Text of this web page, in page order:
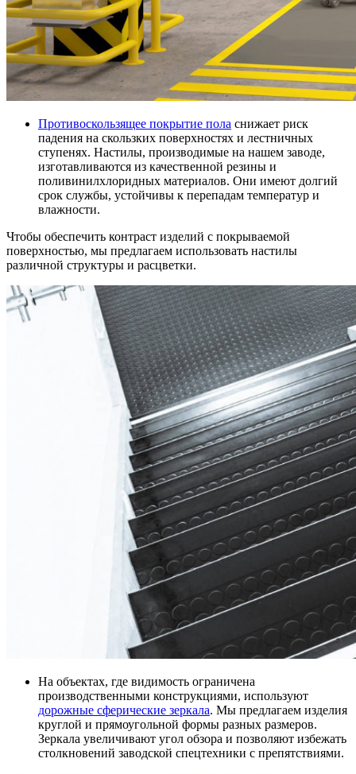
Противоскользящее покрытие пола снижает риск
падения на скользких поверхностях и лестничных
ступенях. Настилы, производимые на нашем заводе,
изготавливаются из качественной резины и
поливинилхлоридных материалов. Они имеют долгий
срок службы, устойчивы к перепадам температур и
влажности.
Чтобы обеспечить контраст изделий с покрываемой
поверхностью, мы предлагаем использовать настилы
различной структуры и расцветки.
На объектах, где видимость ограничена
производственными конструкциями, используют
дорожные сферические зеркала. Мы предлагаем изделия
круглой и прямоугольной формы разных размеров.
Зеркала увеличивают угол обзора и позволяют избежать
столкновений заводской спецтехники с препятствиями.